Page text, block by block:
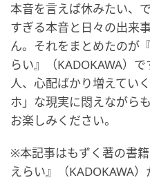
本音を言えば休みたい、
すぎる本音と日々の出来
ん。それをまとめたのが
らい』（KADOKAWA）
人、心配ばかり増えてい
ホ」な現実に悶えながら
お楽しみください。
※本記事はもずく著の書籍
えらい』（KADOKAWA